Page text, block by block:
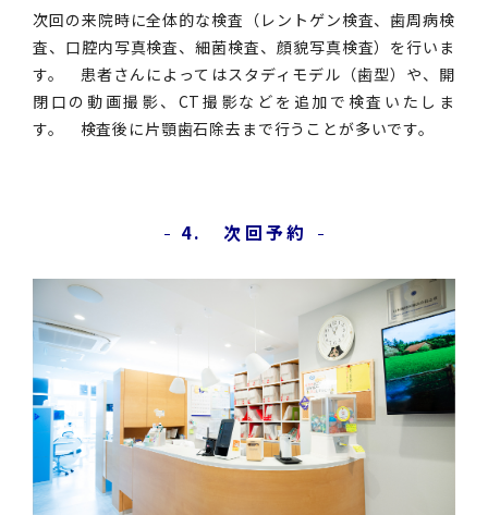
次回の来院時に全体的な検査（レントゲン検査、歯周病検
査、口腔内写真検査、細菌検査、顔貌写真検査）を行いま
す。 患者さんによってはスタディモデル（歯型）や、開
閉口の動画撮影、CT撮影などを追加で検査いたしま
す。 検査後に片顎歯石除去まで行うことが多いです。
4. 次回予約